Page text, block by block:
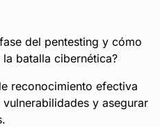
del pentesting y cómo
batalla cibernética?
reconocimiento efectiva
y asegurar